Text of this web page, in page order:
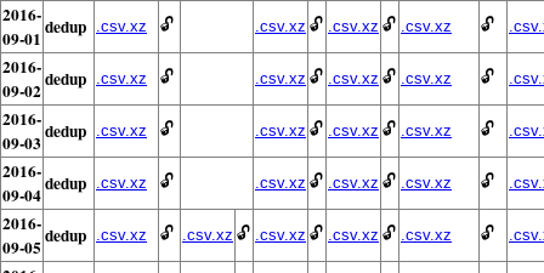
2016-
09-01 dedup .csv.xz 🔓 .csv.xz 🔓 .csv.xz 🔓 .csv.xz 🔓
2016-
09-02dedup .csv.xz 🔓 .csv.xz 🔓 .csv.xz 🔓 .csv.xz 🔓
2016-
09-03dedup .csv.xz 🔓 .csv.xz 🔓 .csv.xz 🔓 .csv.xz 🔓
2016-
09-04dedup .csv.xz 🔓 .csv.xz 🔓 .csv.xz 🔓 .csv.xz 🔓
2016-
09-05 dedup .csv.xz 🔓 .csv.xz 🔓 .csv.xz 🔓 .csv.xz 🔓 .csv.xz 🔓